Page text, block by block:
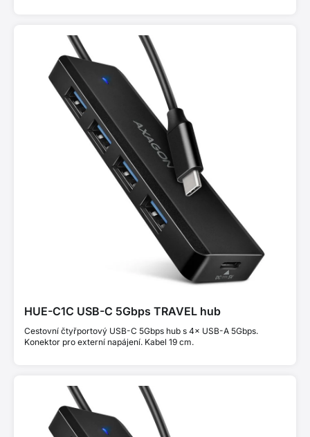
HUE-C1C USB-C 5Gbps TRAVEL hub
Cestovní čtyřportový USB-C 5Gbps hub s 4× USB-A 5Gbps.
Konektor pro externí napájení. Kabel 19 cm.